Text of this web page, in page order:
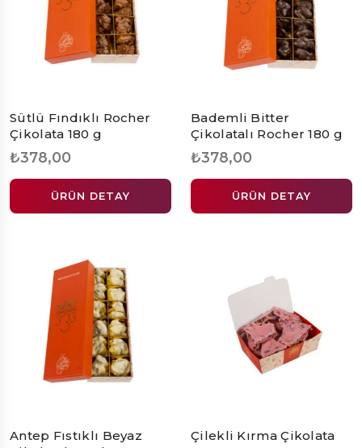
Sütlü Fındıklı Rocher
Çikolata 180 g
₺378,00
ÜRÜN DETAY
Bademli Bitter
Çikolatalı Rocher 180 g
₺378,00
ÜRÜN DETAY
Antep Fıstıklı Beyaz
Çilekli Kırma Çikolata